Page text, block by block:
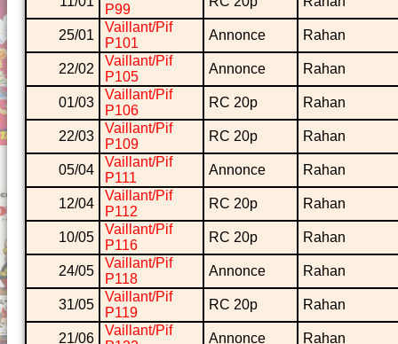
P99
25/01
Vaillant/Pif
P101
Annonce Rahan
22/02
Vaillant/Pif
P105
Annonce Rahan
01/03
Vaillant/Pif
P106
RC 20p Rahan
22/03
Vaillant/Pif
P109
RC 20p Rahan
05/04
Vaillant/Pif
P111
Annonce Rahan
12/04
Vaillant/Pif
P112
RC 20p Rahan
10/05
Vaillant/Pif
P116
RC 20p Rahan
24/05
Vaillant/Pif
P118
Annonce Rahan
31/05
Vaillant/Pif
P119
RC 20p Rahan
21/06
Vaillant/Pif
Annonce Rahan